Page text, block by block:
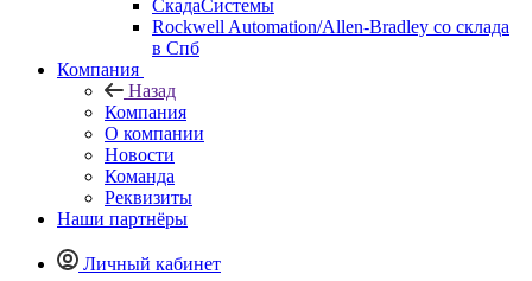
СкадаСистемы
Rockwell Automation/Allen-Bradley со склада
в Спб
Компания
Назад
Компания
О компании
Новости
Команда
Реквизиты
Наши партнёры
Личный кабинет